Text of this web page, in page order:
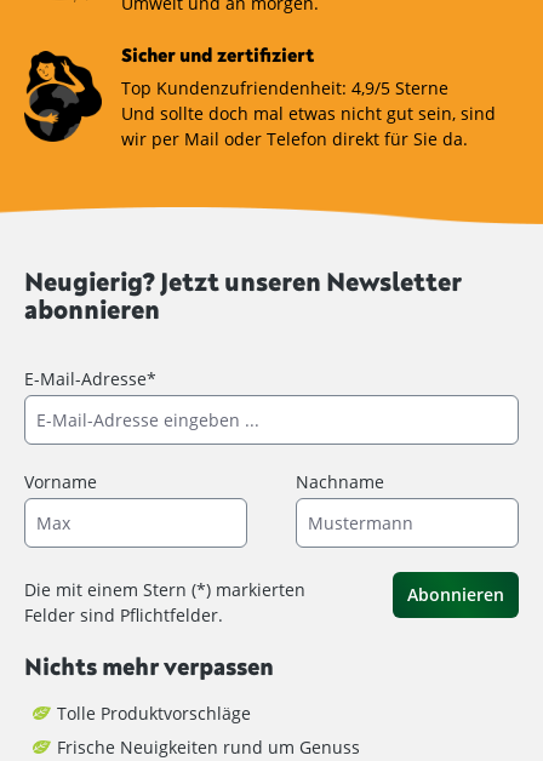
Sicher und zertifiziert
Top Kundenzufriendenheit: 4,9/5 Sterne
Und sollte doch mal etwas nicht gut sein, sind
wir per Mail oder Telefon direkt für Sie da.
Neugierig? Jetzt unseren Newsletter
abonnieren
E-Mail-Adresse*
Vorname Nachname
Die mit einem Stern (*) markierten
Felder sind Pflichtfelder.
Abonnieren
Nichts mehr verpassen
Tolle Produktvorschläge
Frische Neuigkeiten rund um Genuss